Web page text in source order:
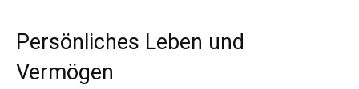
Persönliches Leben und
Vermögen